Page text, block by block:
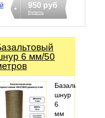
950 руб
Купить
6 мм/50
Базальтовый
шнур
6
мм